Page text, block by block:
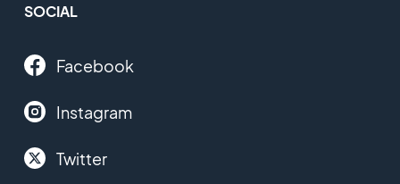
SOCIAL
Facebook
Instagram
Twitter